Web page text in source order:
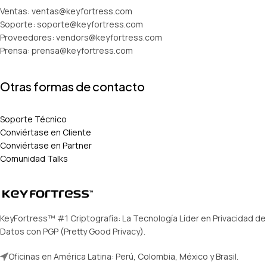
Ventas: ventas@keyfortress.com
Soporte: soporte@keyfortress.com
Proveedores: vendors@keyfortress.com
Prensa: prensa@keyfortress.com
Otras formas de contacto
Soporte Técnico
Conviértase en Cliente
Conviértase en Partner
Comunidad Talks
KeyFortress™ #1 Criptografía: La Tecnología Líder en Privacidad de
Datos con PGP (Pretty Good Privacy).
Oficinas en América Latina: Perú, Colombia, México y Brasil.